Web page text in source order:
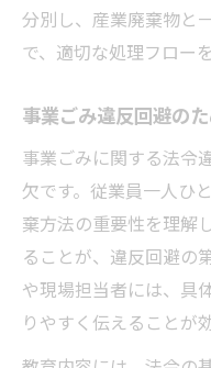
分別し、産業廃棄物と
で、適切な処理フロー
事業ごみ違反回避の
事業ごみに関する法令
欠です。従業員一人ひ
棄方法の重要性を理解
ることが、違反回避の
や現場担当者には、具
りやすく伝えることが